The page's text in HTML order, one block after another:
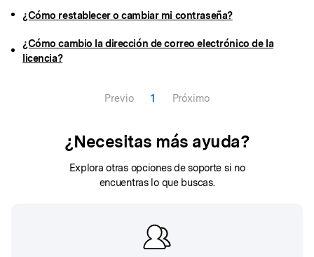
¿Cómo restablecer o cambiar mi contraseña?
¿Cómo cambio la dirección de correo electrónico de la
licencia?
Previo 1 Próximo
¿Necesitas más ayuda?
Explora otras opciones de soporte si no
encuentras lo que buscas.